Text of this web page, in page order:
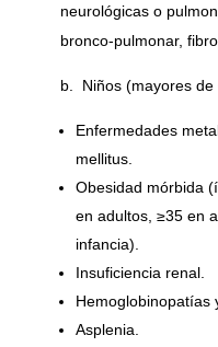
neurológicas o
bronco-pulmonar,
b. Niños (mayores de
Enfermedades
mellitus.
Obesidad mórbida
en adultos, ≥35 en
infancia).
Insuficiencia renal.
Hemoglobinopatías
Asplenia.